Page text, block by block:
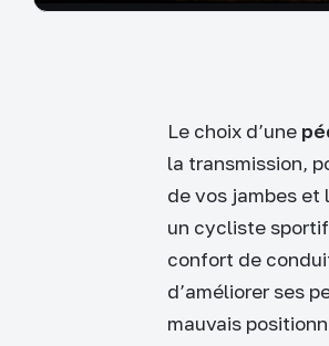
Le choix d’une
la transmission,
de vos jambes et
un cycliste
confort de
d’améliorer ses
mauvais